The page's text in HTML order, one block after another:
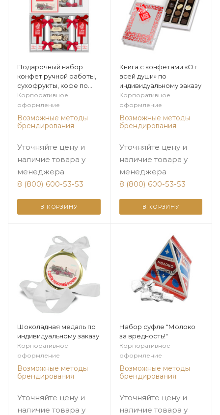
Подарочный набор
конфет ручной работы,
сухофрукты, кофе по
индивидуальному заказу
Корпоративное
оформление
Возможные методы
брендирования
Уточняйте цену и
наличие товара у
менеджера
8 (800) 600-53-53
В КОРЗИНУ
Книга с конфетами «От
всей души» по
индивидуальному заказу
Корпоративное
оформление
Возможные методы
брендирования
Уточняйте цену и
наличие товара у
менеджера
8 (800) 600-53-53
В КОРЗИНУ
Шоколадная медаль по
индивидуальному заказу
Корпоративное
оформление
Возможные методы
брендирования
Уточняйте цену и
наличие товара у
Набор суфле "Молоко
за вредность!"
Корпоративное
оформление
Возможные методы
брендирования
Уточняйте цену и
наличие товара у